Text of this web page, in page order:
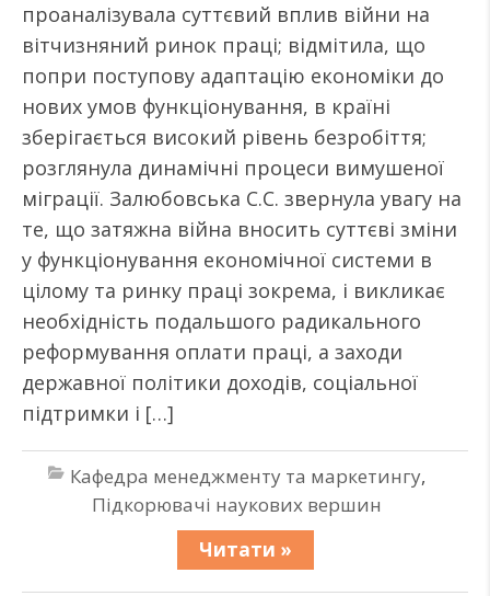
проаналізувала суттєвий вплив війни на
вітчизняний ринок праці; відмітила, що
попри поступову адаптацію економіки до
нових умов функціонування, в країні
зберігається високий рівень безробіття;
розглянула динамічні процеси вимушеної
міграції. Залюбовська С.С. звернула увагу на
те, що затяжна війна вносить суттєві зміни
у функціонування економічної системи в
цілому та ринку праці зокрема, і викликає
необхідність подальшого радикального
реформування оплати праці, а заходи
державної політики доходів, соціальної
підтримки і […]
Кафедра менеджменту та маркетингу,
Підкорювачі наукових вершин
Читати »